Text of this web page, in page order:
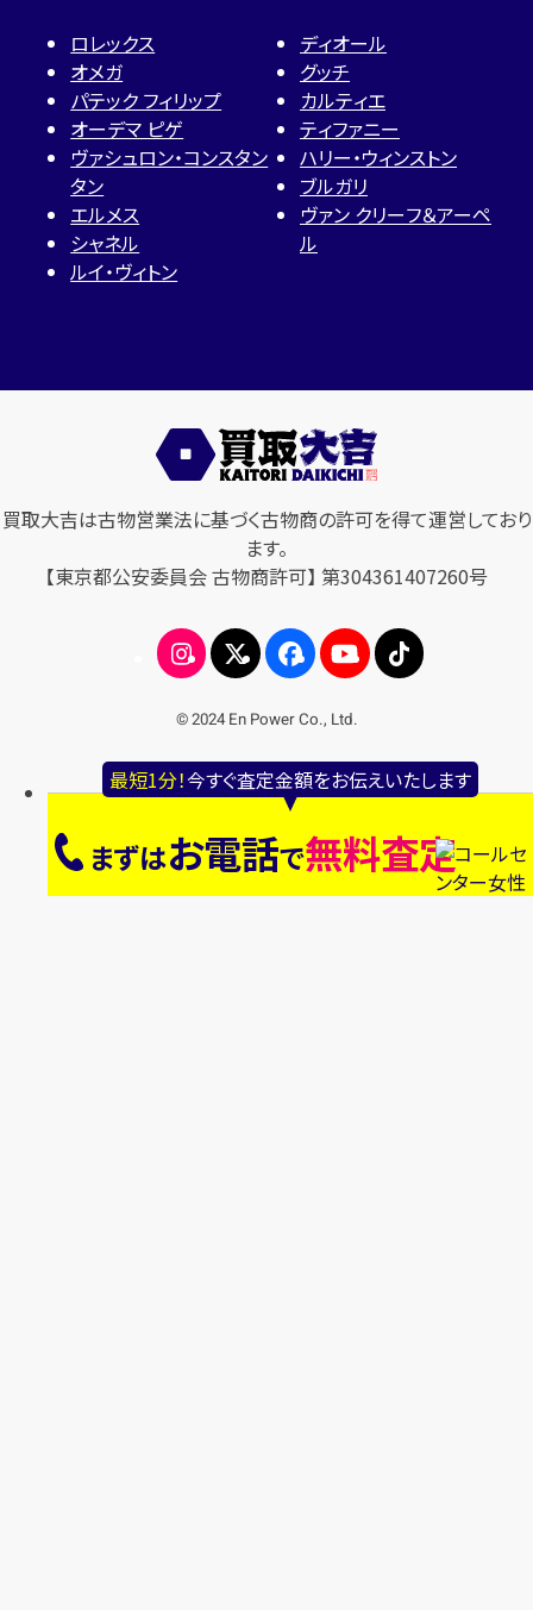
最短1分！今すぐ査定金額をお伝えいたします
まずはお電話で無料査定
ロレックス
オメガ
パテック フィリップ
オーデマ ピゲ
ヴァシュロン・コンスタン
タン
エルメス
シャネル
ルイ・ヴィトン
ディオール
グッチ
カルティエ
ティファニー
ハリー・ウィンストン
ブルガリ
ヴァン クリーフ＆アーペ
ル
買取大吉は古物営業法に基づく古物商の許可を得て運営しており
ます。
【東京都公安委員会 古物商許可】 第304361407260号
© 2024 En Power Co., Ltd.